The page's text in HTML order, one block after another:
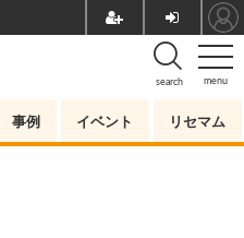
menu
search
事例 イベント リセマム